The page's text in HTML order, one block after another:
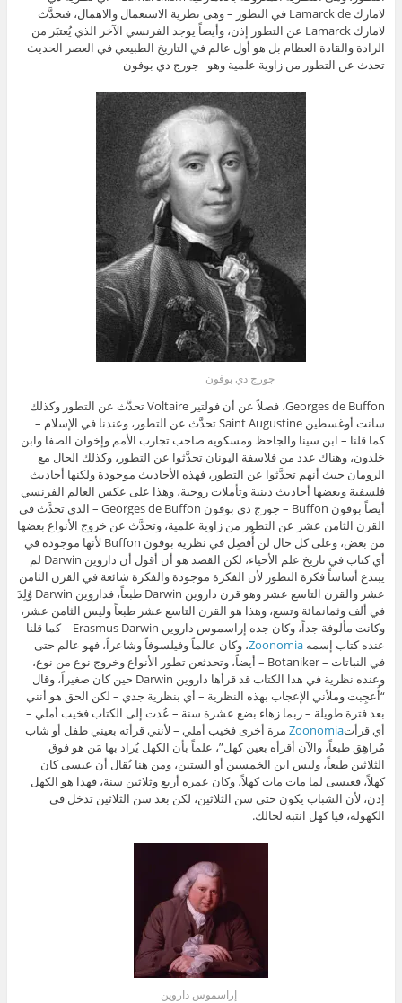
لامارك Lamarck de في التطور – وهى نظرية الاستعمال والاهمال، فتحدَّث
لامارك Lamarck عن التطور إذن، وأيضاً يوجد الفرنسي الآخر الذي يُعتبَر من
الرادة والقادة العظام بل هو أول عالم في التاريخ الطبيعي في العصر الحديث
تحدث عن التطور من زاوية علمية وهو جورج دي بوفون
جورج دي بوفون
Georges de Buffon، فضلاً عن أن فولتير Voltaire تحدَّث عن التطور وكذلك
سانت أوغسطين Saint Augustine تحدَّث عن التطور، وعندنا في الإسلام –
كما قلنا – ابن سينا والجاحظ ومسكويه صاحب تجارب الأمم وإخوان الصفا وابن
خلدون، وهناك عدد من فلاسفة اليونان تحدَّثوا عن التطور، وكذلك الحال مع
الرومان حيث أنهم تحدَّثوا عن التطور، فهذه الأحاديث موجودة ولكنها أحاديث
فلسفية وبعضها أحاديث دينية وتأملات روحية، وهذا على عكس العالم الفرنسي
أيضاً بوفون Buffon – جورج دي بوفون Georges de Buffon – الذي تحدَّث في
القرن الثامن عشر عن التطور من زاوية علمية، وتحدَّث عن خروج الأنواع بعضها
من بعض، وعلى كل حال لن أُفصِل في نظرية بوفون Buffon لأنها موجودة في
أي كتاب في تاريخ علم الأحياء، لكن القصد هو أن أقول أن داروين Darwin لم
يبتدع أساساً فكرة التطور لأن الفكرة موجودة والفكرة شائعة في القرن الثامن
عشر والقرن التاسع عشر وهو قرن داروين Darwin طبعاً، فداروين Darwin وُلِدَ
في ألف وثمانمائة وتسع، وهذا هو القرن التاسع عشر طبعاً وليس الثامن عشر،
وكانت مألوفة جداً، وكان جده إراسموس داروين Erasmus Darwin – كما قلنا –
عنده كتاب إسمه
، وكان عالماً وفيلسوفاً وشاعراً، فهو عالم حتى
في النباتات – Botaniker – أيضاً، وتحدثعن تطور الأنواع وخروج نوع من نوع،
وعنده نظرية في هذا الكتاب قد قرأها داروين Darwin حين كان صغيراً، وقال
“أُعجِبت وملأني الإعجاب بهذه النظرية – أي بنظرية جدي – لكن الحق هو أنني
بعد فترة طويلة – ربما زهاء بضع عشرة سنة – عُدت إلى الكتاب فخيب أملي –
أي قرأتZoonomiaمرة أخرى فخيب أملي – لأنني قرأته بعيني طفل أو شاب
مُراهِق طبعاً، والآن أقرأه بعين كهل”، علماً بأن الكهل يُراد بها مَن هو فوق
الثلاثين طبعاً، وليس ابن الخمسين أو الستين، ومن هنا يُقال أن عيسى كان
كهلاً، فعيسى لما مات مات كهلاً، وكان عمره أربع وثلاثين سنة، فهذا هو الكهل
إذن، لأن الشباب يكون حتى سن الثلاثين، لكن بعد سن الثلاثين تدخل في
الكهولة، فيا كهل انتبه لحالك.
إراسموس داروين